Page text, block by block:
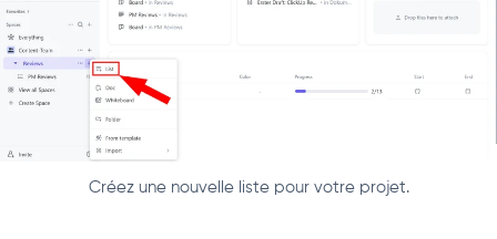
Créez une nouvelle liste pour votre projet.